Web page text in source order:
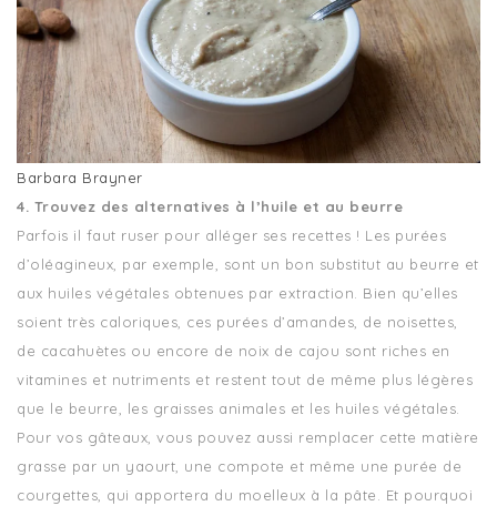
Barbara Brayner
4. Trouvez des alternatives à l’huile et au beurre
Parfois il faut ruser pour alléger ses recettes ! Les purées
d’oléagineux, par exemple, sont un bon substitut au beurre et
aux huiles végétales obtenues par extraction. Bien qu’elles
soient très caloriques, ces purées d’amandes, de noisettes,
de cacahuètes ou encore de noix de cajou sont riches en
vitamines et nutriments et restent tout de même plus légères
que le beurre, les graisses animales et les huiles végétales.
Pour vos gâteaux, vous pouvez aussi remplacer cette matière
grasse par un yaourt, une compote et même une purée de
courgettes, qui apportera du moelleux à la pâte. Et pourquoi